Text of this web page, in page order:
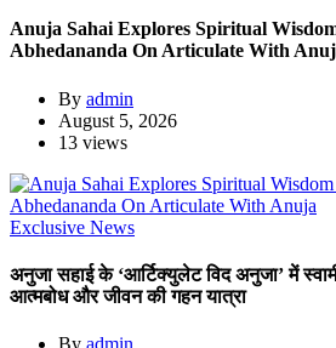
Anuja Sahai Explores Spiritual
Abhedananda On Articulate With
By admin
August 5, 2026
13 views
Exclusive News
अनुजा सहाई के ‘आर्टिक्युलेट विद अनुजा’ में
आत्मबोध और जीवन की गहन यात्रा